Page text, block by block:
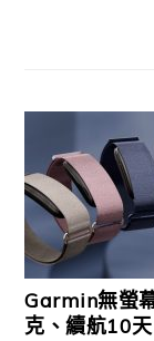
Garmin無螢
克、續航10